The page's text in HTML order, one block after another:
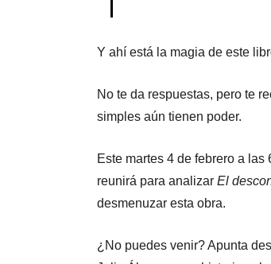
Y ahí está la magia de este
No te da respuestas, pero te
simples aún tienen poder.
Este martes 4 de febrero a
reunirá para analizarEl
desmenuzar esta obra.
¿No puedes venir? Apunta